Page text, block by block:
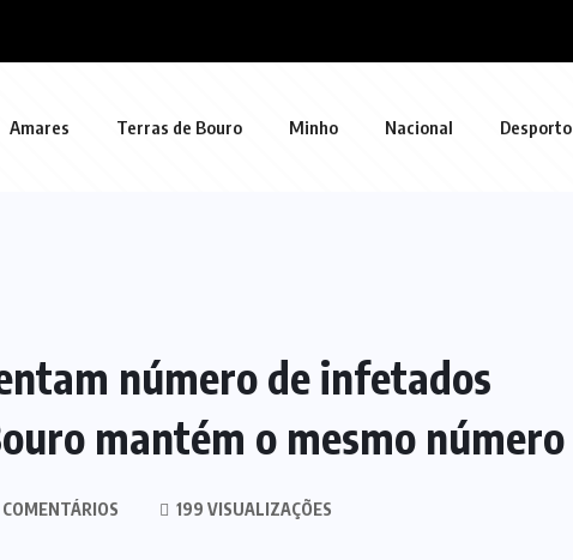
Amares Terras de Bouro Minho Nacional Desporto
número de infetados
mantém o mesmo número
199 VISUALIZAÇÕES